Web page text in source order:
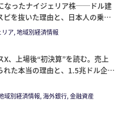
なったナイジェリア株──ドル建
ピを抜いた理由と、日本人の乗り
リア, 地域別経済情報
、上場後“初決算”を読む。売上
れた本当の理由と、1.5兆ドル企業
域別経済情報, 海外銀行, 金融資産